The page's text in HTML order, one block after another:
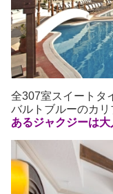
全307室スイートタ
バルトブルーのカリ
あるジャクジーは大